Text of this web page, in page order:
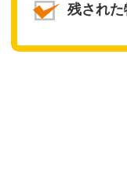
残され